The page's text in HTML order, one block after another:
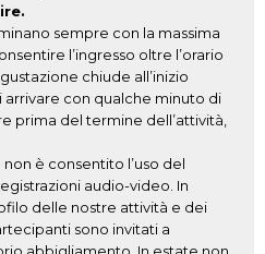
sempre con la massima
l’ingresso oltre l’orario
chiude all’inizio
arrivare con qualche minuto di
prima del termine dell’attività,
è consentito l’uso del
audio-video. In
delle nostre attività e dei
sono invitati a
abbigliamento. In estate non